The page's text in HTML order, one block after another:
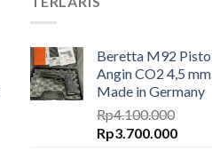
Beretta M92
Angin CO2 4,5 mm
Made in Germany
Rp4.100.000
Harga
Rp3.700.000Harga